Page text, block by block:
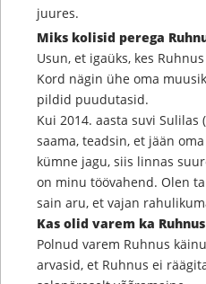
juures.
Miks kolisid perega
Usun, et igaüks, kes
Kord nägin ühe oma
pildid puudutasid.
Kui 2014. aasta suvi
saama, teadsin, et jään
kümne jagu, siis linnas
on minu töövahend. Olen
sain aru, et vajan
Kas olid varem ka
Polnud varem Ruhnus
arvasid, et Ruhnus ei